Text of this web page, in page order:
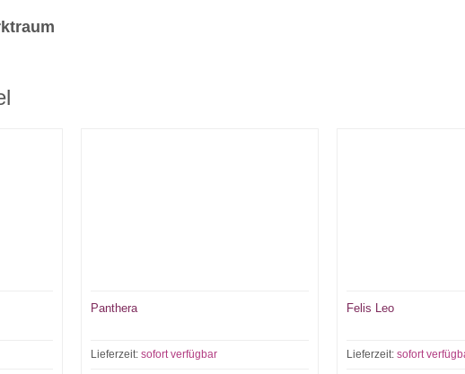
Panthera
Lieferzeit: sofort verfügbar
Felis Leo
Lieferzeit: sofort